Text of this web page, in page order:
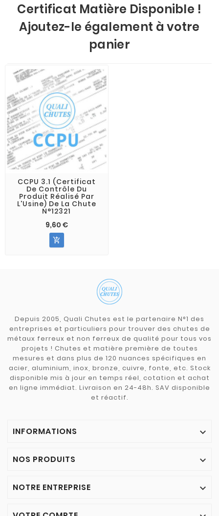
Certificat Matière Disponible !
Ajoutez-le également à votre
panier
CCPU 3.1 (Certificat
De Contrôle Du
Produit Réalisé Par
L'Usine) De La Chute
N°12321
9,60 €

Depuis 2005, Quali Chutes est le partenaire N°1 des
entreprises et particuliers pour trouver des chutes de
métaux ferreux et non ferreux de qualité pour tous vos
projets ! Chutes et matière première de toutes
mesures et dans plus de 120 nuances spécifiques en
acier, aluminium, inox, bronze, cuivre, fonte, etc. Stock
disponible mis à jour en temps réel, cotation et achat
en ligne immédiat. Livraison en 24-48h. SAV disponible
et réactif.
INFORMATIONS 
NOS PRODUITS 
NOTRE ENTREPRISE 